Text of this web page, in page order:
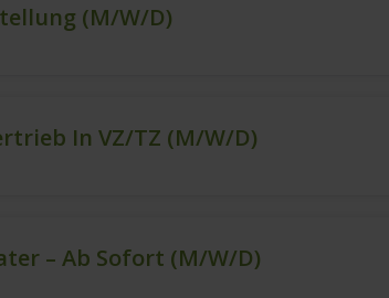
(m/w/d)
In VZ/TZ (m/w/d)
– Ab Sofort (m/w/d)